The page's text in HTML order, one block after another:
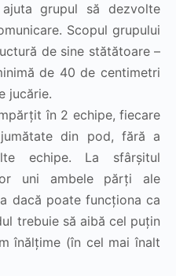
grupul să dezvolte
Scopul grupului
de sine stătătoare –
de 40 de centimetri
jucărie.
în 2 echipe, fiecare
din pod, fără a
echipe. La sfârșitul
uni ambele părți ale
dacă poate funcționa ca
trebuie să aibă cel puțin
înălțime (în cel mai înalt